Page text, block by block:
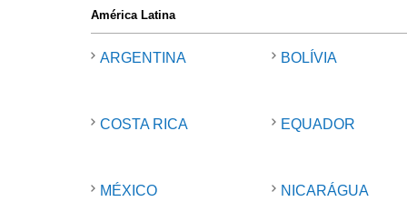
América Latina
ARGENTINA BOLÍVIA
COSTA RICA EQUADOR
MÉXICO NICARÁGUA